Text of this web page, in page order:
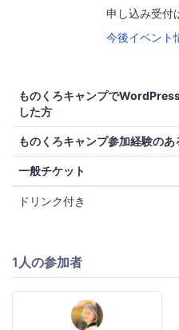
申し込み受付
今後イベント
ものくろキャンプで
した方
ものくろキャンプ参加経験のあ
一般チケット
ドリンク付き
1人の参加者